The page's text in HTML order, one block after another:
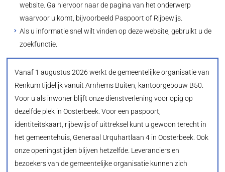
website. Ga hiervoor naar de pagina van het onderwerp
waarvoor u komt, bijvoorbeeld Paspoort of Rijbewijs.
Als u informatie snel wilt vinden op deze website, gebruikt u de
zoekfunctie.
Vanaf 1 augustus 2026 werkt de gemeentelijke organisatie van
Renkum tijdelijk vanuit Arnhems Buiten, kantoorgebouw B50.
Voor u als inwoner blijft onze dienstverlening voorlopig op
dezelfde plek in Oosterbeek. Voor een paspoort,
identiteitskaart, rijbewijs of uittreksel kunt u gewoon terecht in
het gemeentehuis, Generaal Urquhartlaan 4 in Oosterbeek. Ook
onze openingstijden blijven hetzelfde. Leveranciers en
bezoekers van de gemeentelijke organisatie kunnen zich